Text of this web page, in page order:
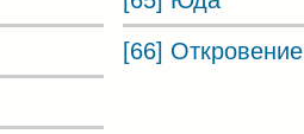
[66] Откровение